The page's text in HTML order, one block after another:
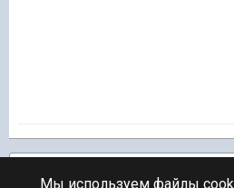
Мы используем файлы